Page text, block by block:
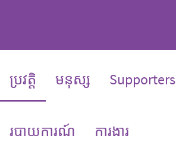
ប្រវត្តិ (current)
មនុស្ស Supporters
របាយការណ៍ ការងារ